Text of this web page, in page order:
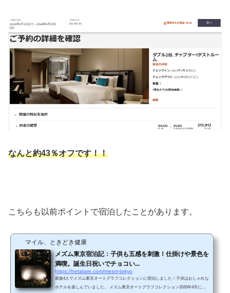
なんと約43％オフです！！
こちらも以前ポイントで宿泊したことがあります。
マイル、ときどき健康
メズム東京宿泊記：子供も五感を刺激！仕掛けや景色を
満喫。誕生日祝いでチョコい...
https://hetatare.com/mesm-tokyo
家族4人でメズム東京オートグラフコレクションに宿泊しました！子供はおしゃれな
ホテルを楽しんでいました。 メズム東京オートグラフコレクション2020年4月に開